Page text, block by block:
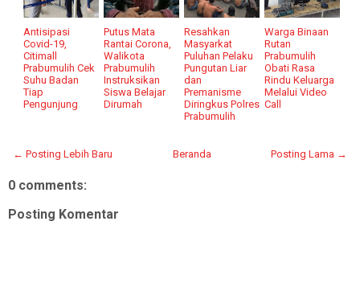
Antisipasi
Covid-19,
Citimall
Prabumulih Cek
Suhu Badan
Tiap
Pengunjung
Putus Mata
Rantai Corona,
Walikota
Prabumulih
Instruksikan
Siswa Belajar
Dirumah
Resahkan
Masyarkat
Puluhan Pelaku
Pungutan Liar
dan
Premanisme
Diringkus Polres
Prabumulih
Warga Binaan
Rutan
Prabumulih
Obati Rasa
Rindu Keluarga
Melalui Video
Call
← Posting Lebih Baru Posting Lama →
Beranda
0 comments:
Posting Komentar